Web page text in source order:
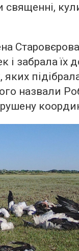
священні,
і забрала їх
назвали